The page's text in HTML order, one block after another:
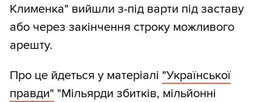
Клименка" вийшли з-під варти під заставу
або через закінчення строку можливого
арешту.
Про це йдеться у матеріалі "Української
правди" "Мільярди збитків, мільйонні